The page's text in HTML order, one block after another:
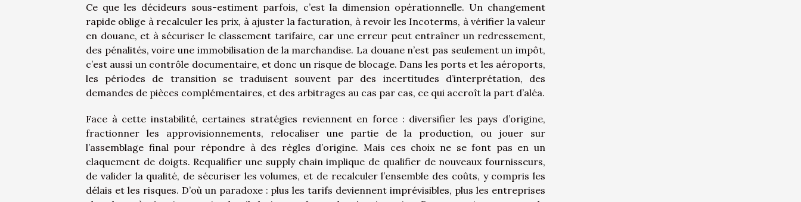
Ce que les décideurs sous-estiment parfois, c’est la dimension opérationnelle. Un changement
rapide oblige à recalculer les prix, à ajuster la facturation, à revoir les Incoterms, à vérifier la valeur
en douane, et à sécuriser le classement tarifaire, car une erreur peut entraîner un redressement,
des pénalités, voire une immobilisation de la marchandise. La douane n’est pas seulement un impôt,
c’est aussi un contrôle documentaire, et donc un risque de blocage. Dans les ports et les aéroports,
les périodes de transition se traduisent souvent par des incertitudes d’interprétation, des
demandes de pièces complémentaires, et des arbitrages au cas par cas, ce qui accroît la part d’aléa.
Face à cette instabilité, certaines stratégies reviennent en force : diversifier les pays d’origine,
fractionner les approvisionnements, relocaliser une partie de la production, ou jouer sur
l’assemblage final pour répondre à des règles d’origine. Mais ces choix ne se font pas en un
claquement de doigts. Requalifier une supply chain implique de qualifier de nouveaux fournisseurs,
de valider la qualité, de sécuriser les volumes, et de recalculer l’ensemble des coûts, y compris les
délais et les risques. D’où un paradoxe : plus les tarifs deviennent imprévisibles, plus les entreprises